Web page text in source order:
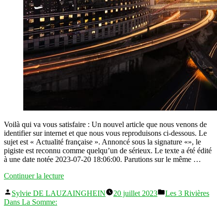
Voilà qui va vous satisfaire : Un nouvel article que nous venons de
identifier sur internet et que nous vous reproduisons ci-dessous. Le
sujet est « Actualité française ». Annoncé sous la signature «», le
pigiste est reconnu comme quelqu’un de sérieux. Le texte a été édité
à une date notée 2023-07-20 18:06:00. Parutions sur le même …
Continuer la lecture« Actu
Après
Publié
par
Sylvie DE LAUZAINGHEIN 20 juillet 2023
Publié
Les 3 Rivières
Dans La Somme: